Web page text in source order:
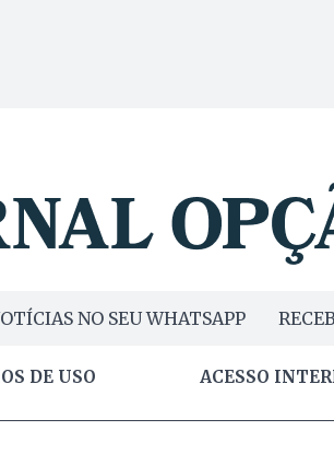
NO SEU WHATSAPP
DE USO ACESSO